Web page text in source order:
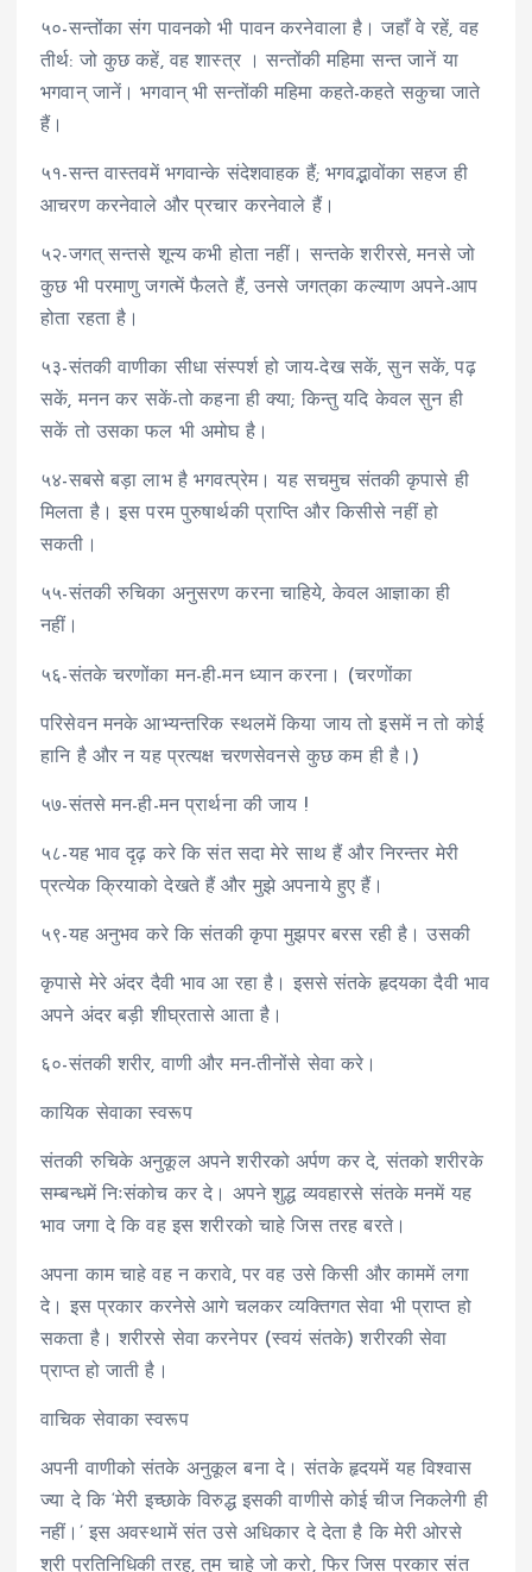
५०-सन्तोंका संग पावनको भी पावन करनेवाला है। जहाँ वे रहें, वह
तीर्थ: जो कुछ कहें, वह शास्त्र । सन्तोंकी महिमा सन्त जानें या
भगवान् जानें। भगवान् भी सन्तोंकी महिमा कहते-कहते सकुचा जाते
हैं।
५१-सन्त वास्तवमें भगवान्के संदेशवाहक हैं; भगवद्भावोंका सहज ही
आचरण करनेवाले और प्रचार करनेवाले हैं।
५२-जगत् सन्तसे शून्य कभी होता नहीं। सन्तके शरीरसे, मनसे जो
कुछ भी परमाणु जगत्में फैलते हैं, उनसे जगत्‌का कल्याण अपने-आप
होता रहता है।
५३-संतकी वाणीका सीधा संस्पर्श हो जाय-देख सकें, सुन सकें, पढ़
सकें, मनन कर सकें-तो कहना ही क्या; किन्तु यदि केवल सुन ही
सकें तो उसका फल भी अमोघ है।
५४-सबसे बड़ा लाभ है भगवत्प्रेम। यह सचमुच संतकी कृपासे ही
मिलता है। इस परम पुरुषार्थकी प्राप्ति और किसीसे नहीं हो
सकती।
५५-संतकी रुचिका अनुसरण करना चाहिये, केवल आज्ञाका ही
नहीं।
५६-संतके चरणोंका मन-ही-मन ध्यान करना। (चरणोंका
परिसेवन मनके आभ्यन्तरिक स्थलमें किया जाय तो इसमें न तो कोई
हानि है और न यह प्रत्यक्ष चरणसेवनसे कुछ कम ही है।)
५७-संतसे मन-ही-मन प्रार्थना की जाय !
५८-यह भाव दृढ़ करे कि संत सदा मेरे साथ हैं और निरन्तर मेरी
प्रत्येक क्रियाको देखते हैं और मुझे अपनाये हुए हैं।
५९-यह अनुभव करे कि संतकी कृपा मुझपर बरस रही है। उसकी
कृपासे मेरे अंदर दैवी भाव आ रहा है। इससे संतके हृदयका दैवी भाव
अपने अंदर बड़ी शीघ्रतासे आता है।
६०-संतकी शरीर, वाणी और मन-तीनोंसे सेवा करे।
कायिक सेवाका स्वरूप
संतकी रुचिके अनुकूल अपने शरीरको अर्पण कर दे, संतको शरीरके
सम्बन्धमें निःसंकोच कर दे। अपने शुद्ध व्यवहारसे संतके मनमें यह
भाव जगा दे कि वह इस शरीरको चाहे जिस तरह बरते।
अपना काम चाहे वह न करावे, पर वह उसे किसी और काममें लगा
दे। इस प्रकार करनेसे आगे चलकर व्यक्तिगत सेवा भी प्राप्त हो
सकता है। शरीरसे सेवा करनेपर (स्वयं संतके) शरीरकी सेवा
प्राप्त हो जाती है।
वाचिक सेवाका स्वरूप
अपनी वाणीको संतके अनुकूल बना दे। संतके हृदयमें यह विश्वास
ज्या दे कि ‘मेरी इच्छाके विरुद्ध इसकी वाणीसे कोई चीज निकलेगी ही
नहीं।’ इस अवस्थामें संत उसे अधिकार दे देता है कि मेरी ओरसे
श्री प्रतिनिधिकी तरह, तुम चाहे जो करो, फिर जिस प्रकार संत